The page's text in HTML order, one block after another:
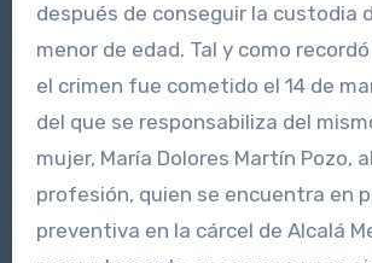
después de conseguir la custodia
menor de edad. Tal y como
el crimen fue cometido el 14 de
del que se responsabiliza del
mujer, María Dolores Martín Pozo,
profesión, quien se encuentra en
preventiva en la cárcel de Alcalá